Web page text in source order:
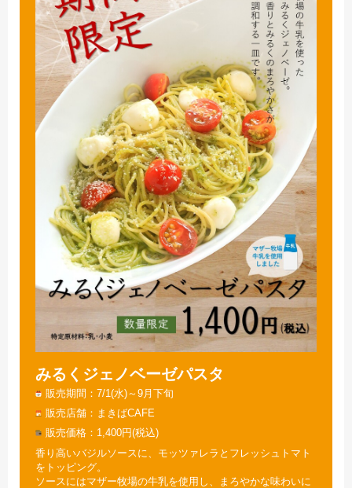
みるくジェノベーゼパスタ
販売期間
7/1(水)～9月下旬
販売店舗
まきばCAFE
販売価格
1,400円(税込)
香り高いバジルソースに、モッツァレラとフレッシュトマト
をトッピング。
ソースにはマザー牧場の牛乳を使用し、まろやかな味わいに